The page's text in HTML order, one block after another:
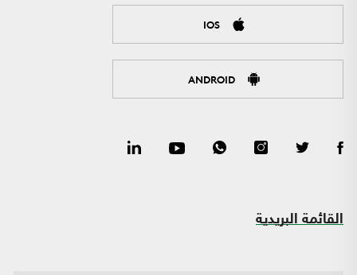
IOS
ANDROID
القائمة البريدية